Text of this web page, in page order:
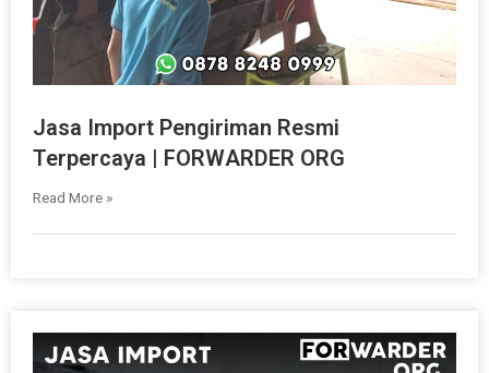
Jasa Import Pengiriman Resmi
Terpercaya | FORWARDER ORG
Read More »